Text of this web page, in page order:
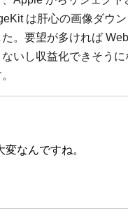
は肝心の画像ダウ
。要望が多ければ
いし収益化できそう
なんですね。